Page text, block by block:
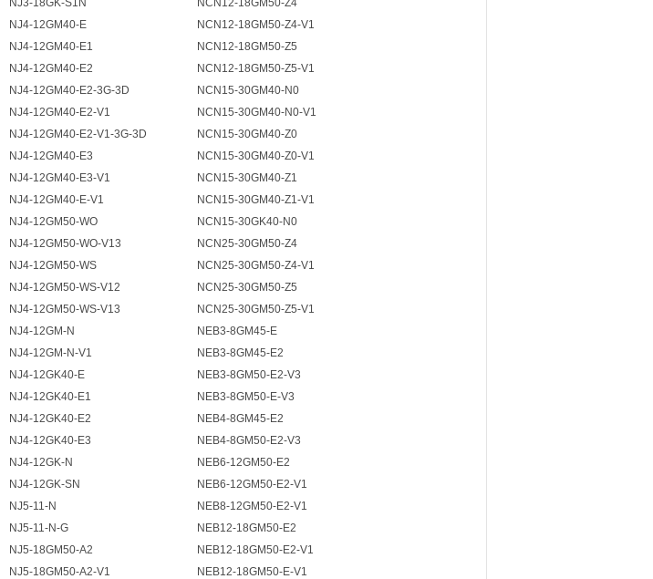
NJ3-18GK-S1N
NCN12-18GM50-Z4
NJ4-12GM40-E
NCN12-18GM50-Z4-V1
NJ4-12GM40-E1
NCN12-18GM50-Z5
NJ4-12GM40-E2
NCN12-18GM50-Z5-V1
NJ4-12GM40-E2-3G-3D
NCN15-30GM40-N0
NJ4-12GM40-E2-V1
NCN15-30GM40-N0-V1
NJ4-12GM40-E2-V1-3G-3D
NCN15-30GM40-Z0
NJ4-12GM40-E3
NCN15-30GM40-Z0-V1
NJ4-12GM40-E3-V1
NCN15-30GM40-Z1
NJ4-12GM40-E-V1
NCN15-30GM40-Z1-V1
NJ4-12GM50-WO
NCN15-30GK40-N0
NJ4-12GM50-WO-V13
NCN25-30GM50-Z4
NJ4-12GM50-WS
NCN25-30GM50-Z4-V1
NJ4-12GM50-WS-V12
NCN25-30GM50-Z5
NJ4-12GM50-WS-V13
NCN25-30GM50-Z5-V1
NJ4-12GM-N
NEB3-8GM45-E
NJ4-12GM-N-V1
NEB3-8GM45-E2
NJ4-12GK40-E
NEB3-8GM50-E2-V3
NJ4-12GK40-E1
NEB3-8GM50-E-V3
NJ4-12GK40-E2
NEB4-8GM45-E2
NJ4-12GK40-E3
NEB4-8GM50-E2-V3
NJ4-12GK-N
NEB6-12GM50-E2
NJ4-12GK-SN
NEB6-12GM50-E2-V1
NJ5-11-N
NEB8-12GM50-E2-V1
NJ5-11-N-G
NEB12-18GM50-E2
NJ5-18GM50-A2
NEB12-18GM50-E2-V1
NJ5-18GM50-A2-V1
NEB12-18GM50-E-V1